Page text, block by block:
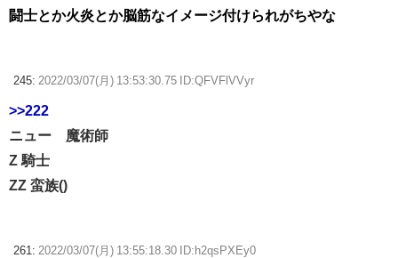
闘士とか火炎とか脳筋なイメージ付けられがちやな
245: 2022/03/07(月) 13:53:30.75 ID:QFVFlVVyr
>>222
ニュー 魔術師
Z 騎士
ZZ 蛮族()
261: 2022/03/07(月) 13:55:18.30 ID:h2qsPXEy0